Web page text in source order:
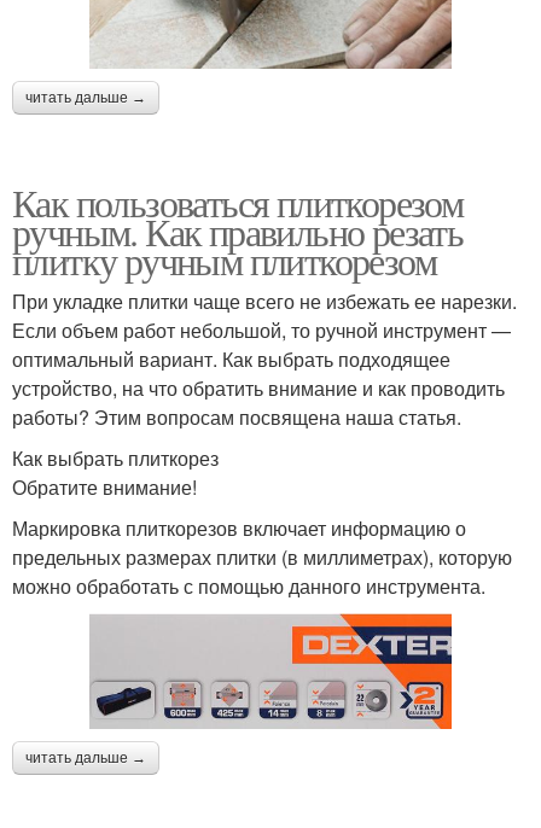
читать дальше →
Как пользоваться плиткорезом
ручным. Как правильно резать
плитку ручным плиткорезом
При укладке плитки чаще всего не избежать ее нарезки.
Если объем работ небольшой, то ручной инструмент —
оптимальный вариант. Как выбрать подходящее
устройство, на что обратить внимание и как проводить
работы? Этим вопросам посвящена наша статья.
Как выбрать плиткорез
Обратите внимание!
Маркировка плиткорезов включает информацию о
предельных размерах плитки (в миллиметрах), которую
можно обработать с помощью данного инструмента.
читать дальше →